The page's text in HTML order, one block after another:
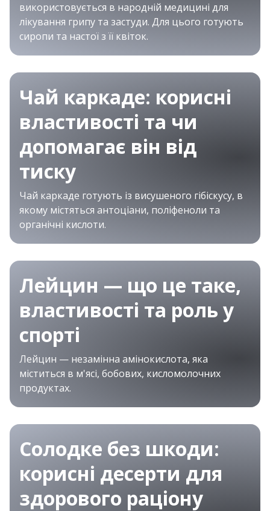
використовується в народній медицині для
лікування грипу та застуди. Для цього готують
сиропи та настої з її квіток.
Чай каркаде: корисні
властивості та чи
допомагає він від
тиску
Чай каркаде готують із висушеного гібіскусу, в
якому містяться антоціани, поліфеноли та
органічні кислоти.
Лейцин — що це таке,
властивості та роль у
спорті
Лейцин — незамінна амінокислота, яка
міститься в м'ясі, бобових, кисломолочних
продуктах.
Солодке без шкоди:
корисні десерти для
здорового раціону